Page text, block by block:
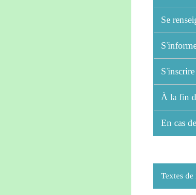
Se
À la fin
En cas
Textes